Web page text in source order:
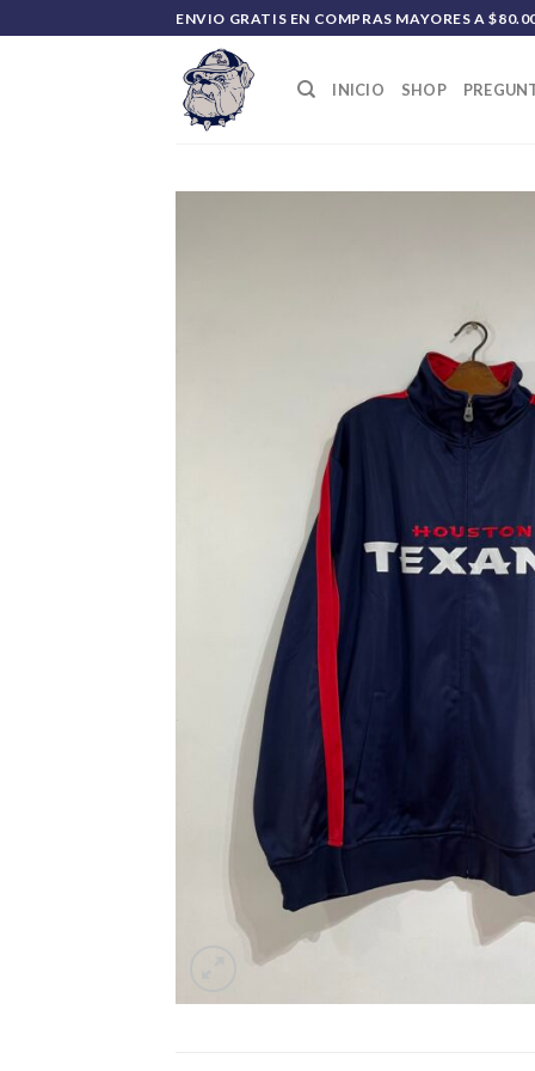
al
ENVIO GRATIS EN COMPRAS MAYORES A
INICIO SHOP